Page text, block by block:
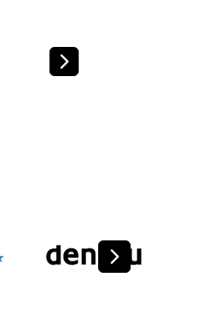
Viskas puiku! Greitai,
kokybiškai. Rekomenduoju.